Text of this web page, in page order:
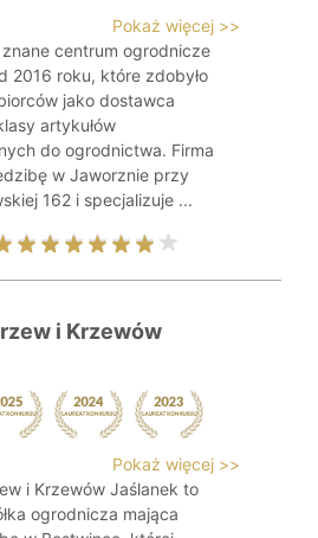
Pokaż więcej >>
znane centrum ogrodnicze
2016 roku, które zdobyło
jako dostawca
artykułów
do ogrodnictwa. Firma
w Jaworznie przy
162 i specjalizuje ...
i Krzewów
Pokaż więcej >>
i Krzewów Jaślanek to
ogrodnicza mająca